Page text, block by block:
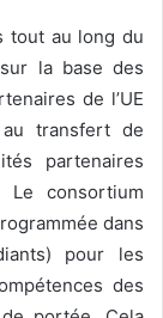
tout au long du
la base des
de l’UE
transfert de
partenaires
consortium
dans
pour les
des